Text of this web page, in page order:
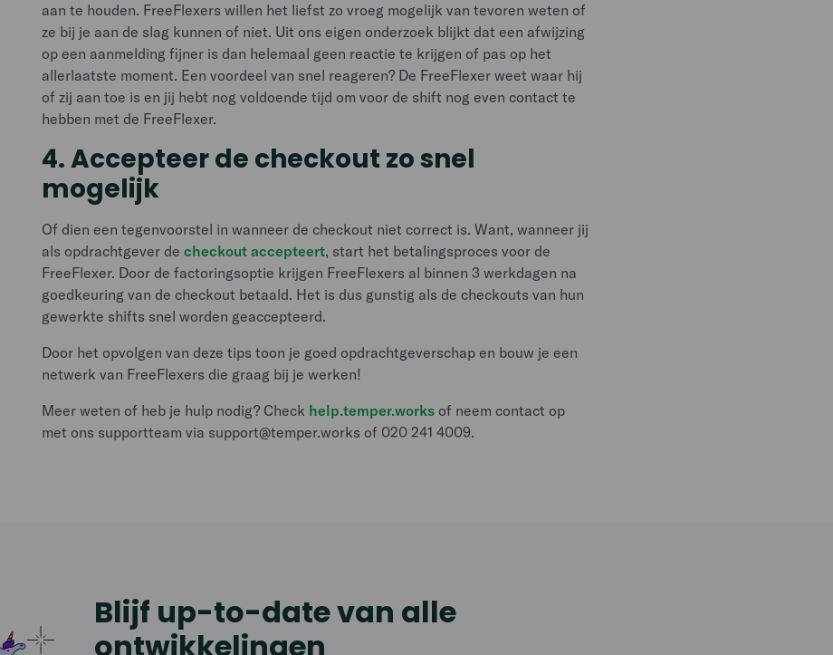
aan te houden. FreeFlexers willen het liefst zo vroeg mogelijk van tevoren weten of
ze bij je aan de slag kunnen of niet. Uit ons eigen onderzoek blijkt dat een afwijzing
op een aanmelding fijner is dan helemaal geen reactie te krijgen of pas op het
allerlaatste moment. Een voordeel van snel reageren? De FreeFlexer weet waar hij
of zij aan toe is en jij hebt nog voldoende tijd om voor de shift nog even contact te
hebben met de FreeFlexer.
4. Accepteer de checkout zo snel
mogelijk
Of dien een tegenvoorstel in wanneer de checkout niet correct is. Want, wanneer jij
als opdrachtgever decheckout accepteert, start het betalingsproces voor de
FreeFlexer. Door de factoringsoptie krijgen FreeFlexers al binnen 3 werkdagen na
goedkeuring van de checkout betaald. Het is dus gunstig als de checkouts van hun
gewerkte shifts snel worden geaccepteerd.
Door het opvolgen van deze tips toon je goed opdrachtgeverschap en bouw je een
netwerk van FreeFlexers die graag bij je werken!
Meer weten of heb je hulp nodig? Check help.temper.works of neem contact op
met ons supportteam via support@temper.works of 020 241 4009.
Blijf up-to-date van alle
ontwikkelingen